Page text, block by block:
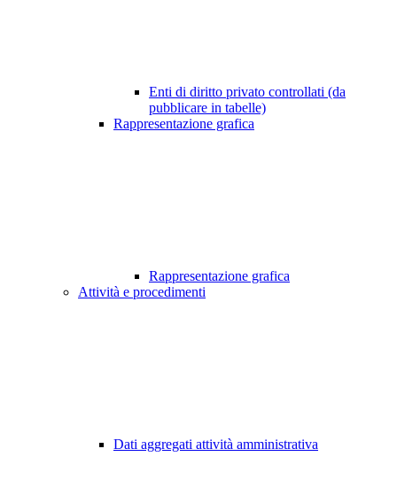
Enti di diritto privato controllati (da
pubblicare in tabelle)
Rappresentazione grafica
Rappresentazione grafica
Attività e procedimenti
Dati aggregati attività amministrativa